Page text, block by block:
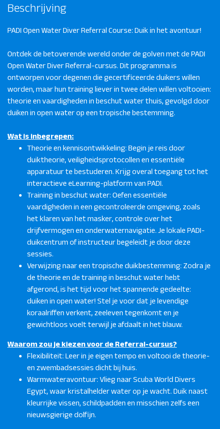
Beschrijving
PADI Open Water Diver Referral Course: Duik in het avontuur!
Ontdek de betoverende wereld onder de golven met de PADI
Open Water Diver Referral-cursus. Dit programma is
ontworpen voor degenen die gecertificeerde duikers willen
worden, maar hun training liever in twee delen willen voltooien:
theorie en vaardigheden in beschut water thuis, gevolgd door
duiken in open water op een tropische bestemming.
Wat is inbegrepen:
Theorie en kennisontwikkeling: Begin je reis door
duiktheorie, veiligheidsprotocollen en essentiële
apparatuur te bestuderen. Krijg overal toegang tot het
interactieve eLearning-platform van PADI.
Training in beschut water: Oefen essentiële
vaardigheden in een gecontroleerde omgeving, zoals
het klaren van het masker, controle over het
drijfvermogen en onderwaternavigatie. Je lokale PADI-
duikcentrum of instructeur begeleidt je door deze
sessies.
Verwijzing naar een tropische duikbestemming: Zodra je
de theorie en de training in beschut water hebt
afgerond, is het tijd voor het spannende gedeelte:
duiken in open water! Stel je voor dat je levendige
koraalriffen verkent, zeeleven tegenkomt en je
gewichtloos voelt terwijl je afdaalt in het blauw.
Waarom zou je kiezen voor de Referral-cursus?
Flexibiliteit: Leer in je eigen tempo en voltooi de theorie-
en zwembadsessies dicht bij huis.
Warmwateravontuur: Vlieg naar Scuba World Divers
Egypt, waar kristalhelder water op je wacht. Duik naast
kleurrijke vissen, schildpadden en misschien zelfs een
nieuwsgierige dolfijn.